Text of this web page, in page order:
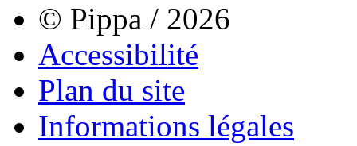
© Pippa / 2026
Accessibilité
Plan du site
Informations légales